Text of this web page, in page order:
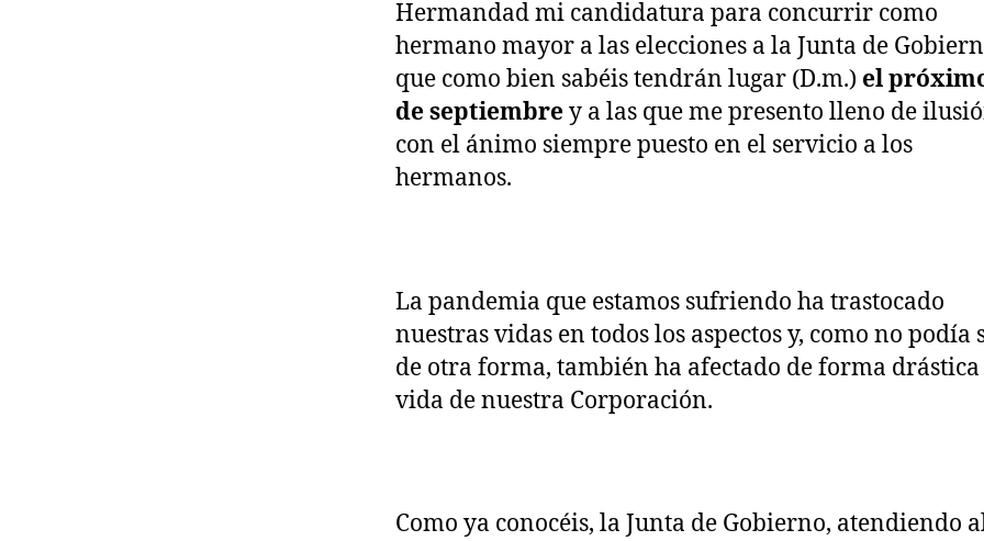
Hermandad mi candidatura para concurrir como
hermano mayor a las elecciones a la Junta de
que como bien sabéis tendrán lugar (D.m.) el
de septiembrey a las que me presento lleno de
con el ánimo siempre puesto en el servicio a los
hermanos.
La pandemia que estamos sufriendo ha trastocado
nuestras vidas en todos los aspectos y, como no podía
de otra forma, también ha afectado de forma drástica
vida de nuestra Corporación.
Como ya conocéis, la Junta de Gobierno, atendiendo